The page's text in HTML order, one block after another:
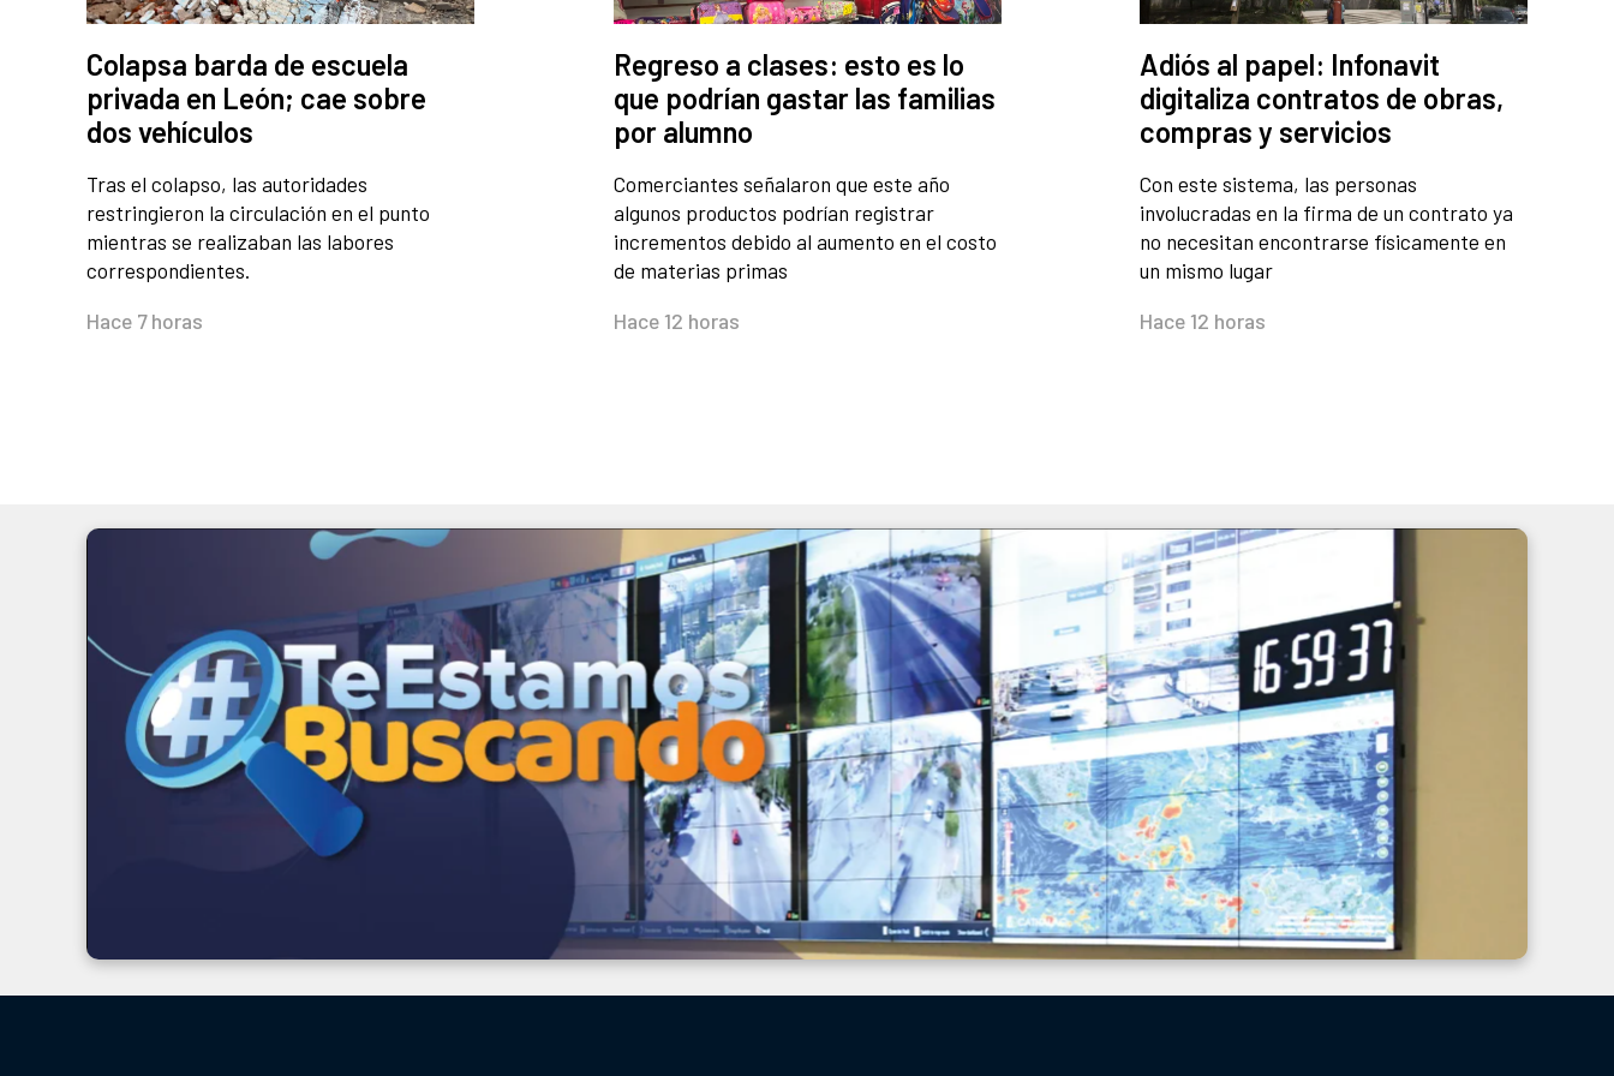
Colapsa barda de escuela
privada en León; cae sobre
dos vehículos
Tras el colapso, las autoridades
restringieron la circulación en el punto
mientras se realizaban las labores
correspondientes.
Hace 7 horas
Regreso a clases: esto es lo
que podrían gastar las familias
por alumno
Comerciantes señalaron que este año
algunos productos podrían registrar
incrementos debido al aumento en el costo
de materias primas
Hace 12 horas
Adiós al papel: Infonavit
digitaliza contratos de obras,
compras y servicios
Con este sistema, las personas
involucradas en la firma de un contrato ya
no necesitan encontrarse físicamente en
un mismo lugar
Hace 12 horas